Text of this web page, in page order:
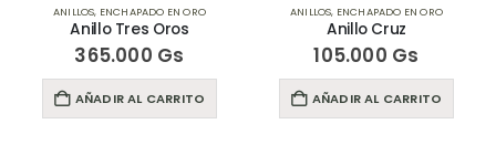
ANILLOS, ENCHAPADO EN ORO
Anillo Tres Oros
365.000 Gs
AÑADIR AL CARRITO
ANILLOS, ENCHAPADO EN ORO
Anillo Cruz
105.000 Gs
AÑADIR AL CARRITO